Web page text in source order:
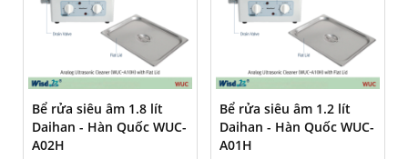
Bể rửa siêu âm 1.8 lít
Daihan - Hàn Quốc WUC-
A02H
Bể rửa siêu âm 1.2 lít
Daihan - Hàn Quốc WUC-
A01H